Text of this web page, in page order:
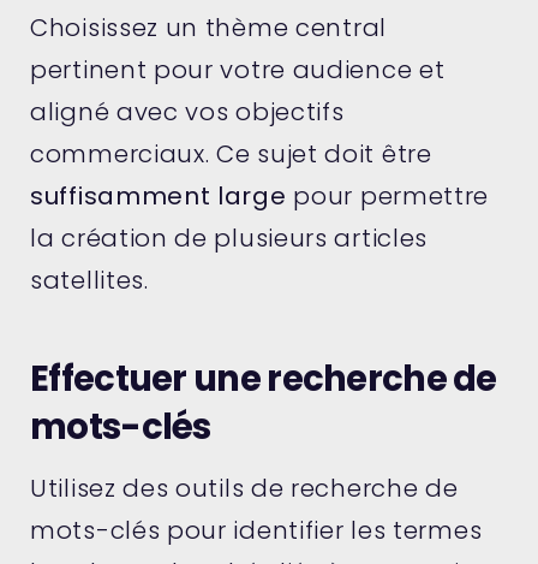
Choisissez un thème central
pertinent pour votre audience et
aligné avec vos objectifs
commerciaux. Ce sujet doit être
suffisamment large pour permettre
la création de plusieurs articles
satellites.
Effectuer une recherche de
mots-clés
Utilisez des outils de recherche de
mots-clés pour identifier les termes